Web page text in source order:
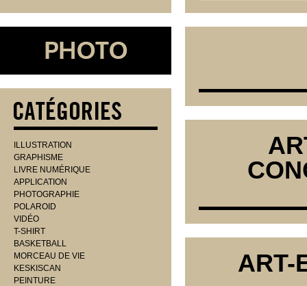
ART-
ILLUSTRATION
GRAPHISME
LIVRE NUMÉRIQUE
APPLICATION
PHOTOGRAPHIE
POLAROID
VIDÉO
T-SHIRT
BASKETBALL
MORCEAU DE VIE
KESKISCAN
PEINTURE